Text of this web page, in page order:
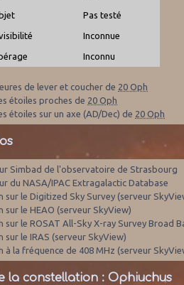
Pas testé
Inconnue
Inconnu
de lever et coucher de 20 Oph
étoiles proches de 20 Oph
étoiles sur un axe (AD/Dec) de 20 Oph
Simbad de l'observatoire de Strasbourg
du NASA/IPAC Extragalactic Database
sur le Digitized Sky Survey (serveur
sur le HEAO (serveur SkyView)
sur le ROSAT All-Sky X-ray Survey Broad
sur le IRAS (serveur SkyView)
à la fréquence de 408 MHz (serveur
la constellation : Ophiuchus